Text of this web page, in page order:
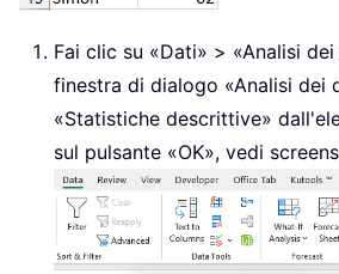
Fai clic su «Dati» > «Analisi
finestra di dialogo «Analisi dei
«Statistiche descrittive»
sul pulsante «OK», vedi